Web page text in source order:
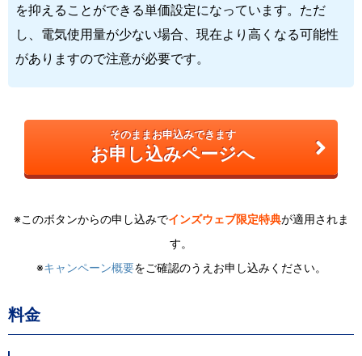
を抑えることができる単価設定になっています。ただ
し、電気使用量が少ない場合、現在より高くなる可能性
がありますので注意が必要です。
そのままお申込みできます
お申し込みページへ
※このボタンからの申し込みでインズウェブ限定特典が適用されま
す。
※キャンペーン概要をご確認のうえお申し込みください。
料金